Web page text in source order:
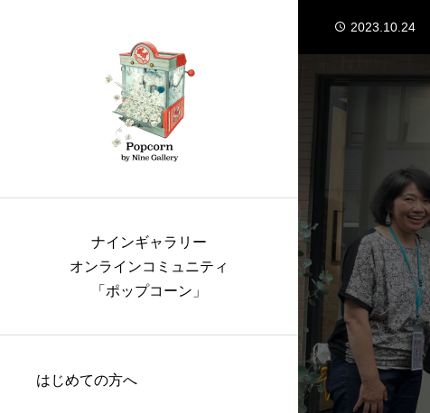
ナインギャラリー
オンラインコミュニティ
「ポップコーン」
はじめての方へ
2023.10.23
2023.05.13
2023.05.04